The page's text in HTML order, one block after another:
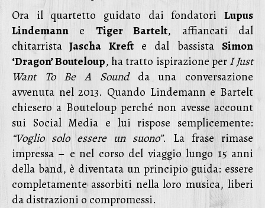
Ora il quartetto guidato dai fondatori Lupus
Lindemann e Tiger Bartelt, affiancati dal
chitarrista Jascha Krefte dal bassistaSimon
‘Dragon’ Bouteloup, ha tratto ispirazione perI Just
Want To Be A Soundda una conversazione
avvenuta nel 2013. Quando Lindemann e Bartelt
chiesero a Bouteloup perché non avesse account
sui Social Media e lui rispose semplicemente:
“Voglio solo essere un suono”. La frase rimase
impressa – e nel corso del viaggio lungo 15 anni
della band, è diventata un principio guida: essere
completamente assorbiti nella loro musica, liberi
da distrazioni o compromessi.